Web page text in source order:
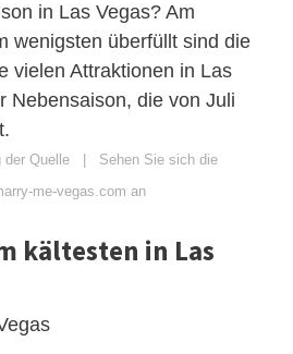
in Las Vegas? Am
wenigsten überfüllt sind die
vielen Attraktionen in Las
Nebensaison, die von Juli
der Quelle
Sehen Sie sich die
me-vegas.com an
kältesten in Las